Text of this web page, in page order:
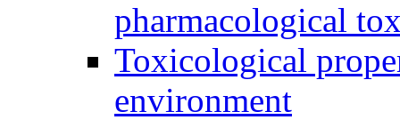
pharmacological
Toxicological
environment